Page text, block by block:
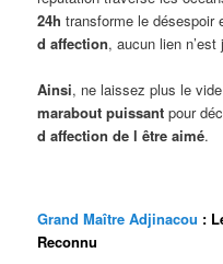
24h transforme le désespoir
d affection, aucun lien
Ainsi, ne laissez plus le
marabout puissant pour
d affection de l être aimé.
Grand Maître Adjinacou :
Reconnu